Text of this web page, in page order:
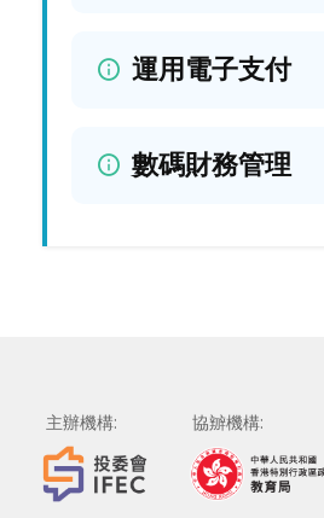
運用電子支付
數碼財務管理
主辦機構: 協辧機構: